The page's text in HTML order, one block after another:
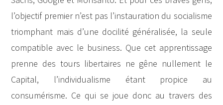
l’objectif premier n’est pas l’instauration du socialisme
triomphant mais d’une docilité généralisée, la seule
compatible avec le business. Que cet apprentissage
prenne des tours libertaires ne gêne nullement le
Capital, l’individualisme étant propice au
consumérisme. Ce qui se joue donc au travers des